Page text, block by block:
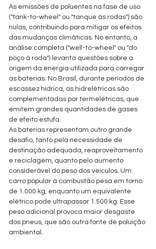
As emissões de poluentes na fase de uso
("tank-to-wheel" ou "tanque às rodas") são
nulas, contribuindo para mitigar os efeitos
das mudanças climáticas. No entanto, a
análise completa ("well-to-wheel" ou "do
poço à roda") levanta questões sobre a
origem da energia utilizada para carregar
as baterias. No Brasil, durante períodos de
escassez hídrica, as hidrelétricas são
complementadas por termelétricas, que
emitem grandes quantidades de gases
de efeito estufa.
As baterias representam outro grande
desafio, tanto pela necessidade de
destinação adequada, reaproveitamento
e reciclagem, quanto pelo aumento
considerável do peso dos veículos. Um
carro popular à combustão pesa em torno
de 1.000 kg, enquanto um equivalente
elétrico pode ultrapassar 1.500 kg. Esse
peso adicional provoca maior desgaste
dos pneus, que são outra fonte de poluição
ambiental.